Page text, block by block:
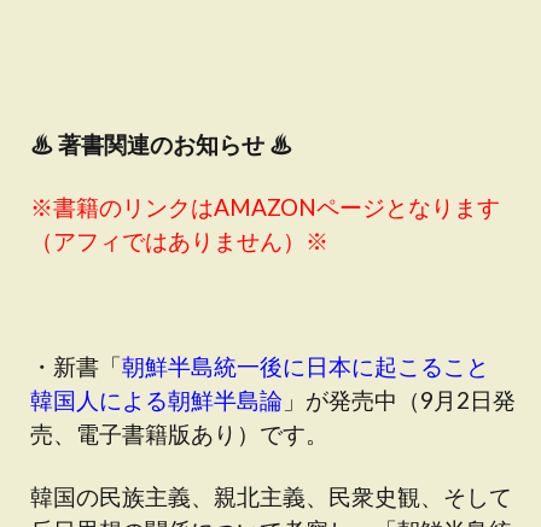
♨著書関連のお知らせ ♨
※書籍のリンクはAMAZONページとなります
（アフィではありません）※
・新書「朝鮮半島統一後に日本に起こること
韓国人による朝鮮半島論 」が発売中（9月2日発
売、電子書籍版あり）です。
韓国の民族主義、親北主義、民衆史観、そして